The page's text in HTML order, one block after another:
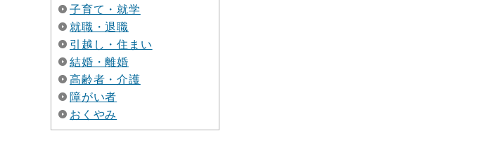
子育て・就学
就職・退職
引越し・住まい
結婚・離婚
高齢者・介護
障がい者
おくやみ